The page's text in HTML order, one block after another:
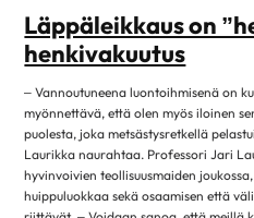
Harvinaiset sydänsairaudet
Kardiomyopatiat
Läppäviat
Muut rytmihäiriöt
Sepelvaltimotauti
elokuu 2023
kesäkuu 2023
toukokuu 2023
huhtikuu 2023
maaliskuu 2023
helmikuu 2023
Läppäleikkaus on
henkivakuutus
– Vannoutuneena luontoihmisenä on
myönnettävä, että olen myös iloinen
puolesta, joka metsästysretkellä
Laurikka naurahtaa. Professori Jari
hyvinvoivien teollisuusmaiden
huippuluokkaa sekä osaamisen että